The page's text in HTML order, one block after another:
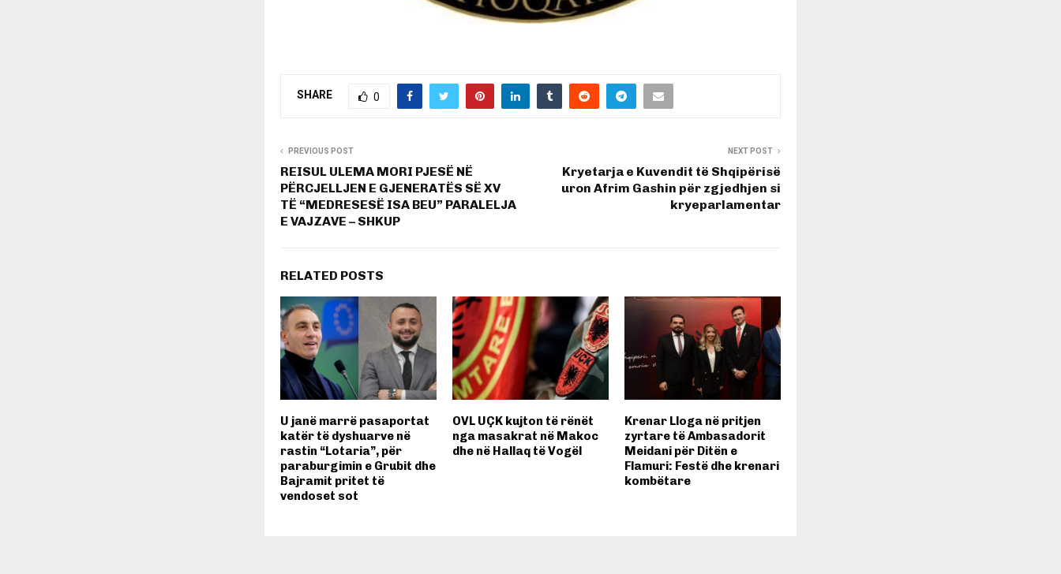
SHARE 0
PREVIOUS POST
REISUL ULEMA MORI PJESË NË
PËRCJELLJEN E GJENERATËS SË XV
TË “MEDRESESË ISA BEU” PARALELJA
E VAJZAVE – SHKUP
NEXT POST
Kryetarja e Kuvendit të Shqipërisë
uron Afrim Gashin për zgjedhjen si
kryeparlamentar
RELATED POSTS
U janë marrë pasaportat
katër të dyshuarve në
rastin “Lotaria”, për
paraburgimin e Grubit dhe
Bajramit pritet të
vendoset sot
OVL UÇK kujton të rënët
nga masakrat në Makoc
dhe në Hallaq të Vogël
Krenar Lloga në pritjen
zyrtare të Ambasadorit
Meidani për Ditën e
Flamuri: Festë dhe krenari
kombëtare